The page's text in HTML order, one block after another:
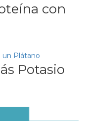
con
Potasio